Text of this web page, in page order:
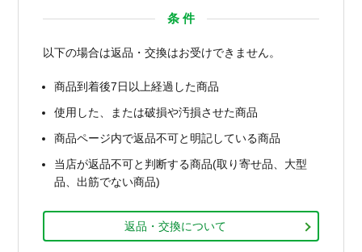
条 件
以下の場合は返品・交換はお受けできません。
商品到着後7日以上経過した商品
使用した、または破損や汚損させた商品
商品ページ内で返品不可と明記している商品
当店が返品不可と判断する商品(取り寄せ品、大型
品、出筋でない商品)
返品・交換について